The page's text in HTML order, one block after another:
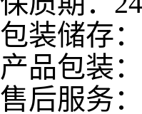
包装储存
产品包装
售后服务